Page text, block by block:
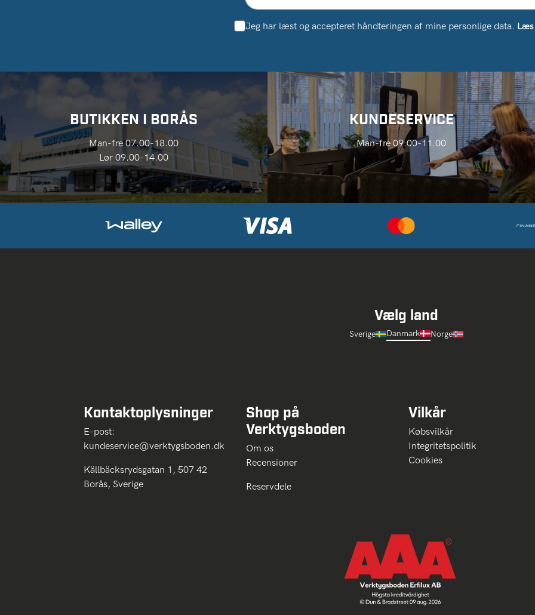
Jeg har læst og accepteret håndteringen af ​​mine personlige data.
BUTIKKEN I BORÅS
Man-fre 07.00-18.00
Lør 09.00-14.00
KUNDESERVICE
Man-fre 09.00-11.00
Vælg land
Sverige Danmark Norge
Kontaktoplysninger
E-post:
kundeservice@verktygsboden.dk
Källbäcksrydsgatan 1, 507 42
Borås, Sverige
Shop på
Verktygsboden
Om os
Recensioner
Reservdele
Vilkår
Købsvilkår
Integritetspolitik
Cookies